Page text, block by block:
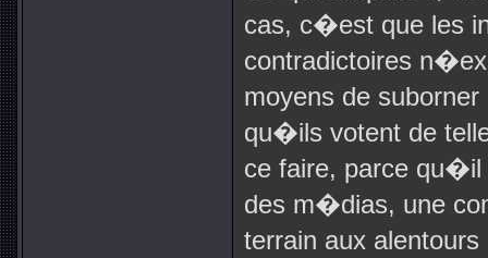
cas, c�est que les
contradictoires
moyens de
qu�ils votent de
ce faire, parce
des m�dias, une
terrain aux